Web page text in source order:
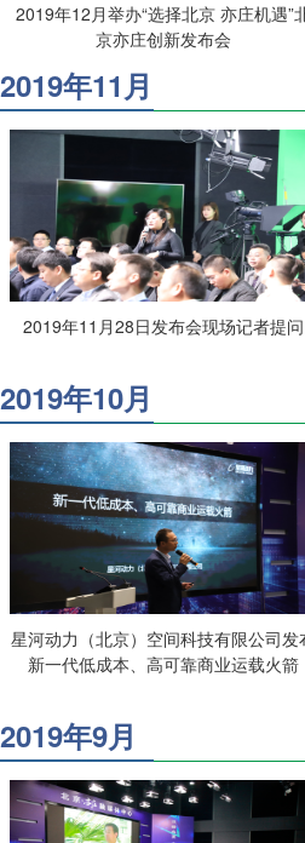
2019年12月举办“选择北京 亦庄机遇”
京亦庄创新发布会
2019年11月
2019年11月28日发布会现场记者提问
2019年10月
星河动力（北京）空间科技有限公司发
新一代低成本、高可靠商业运载火箭
2019年9月